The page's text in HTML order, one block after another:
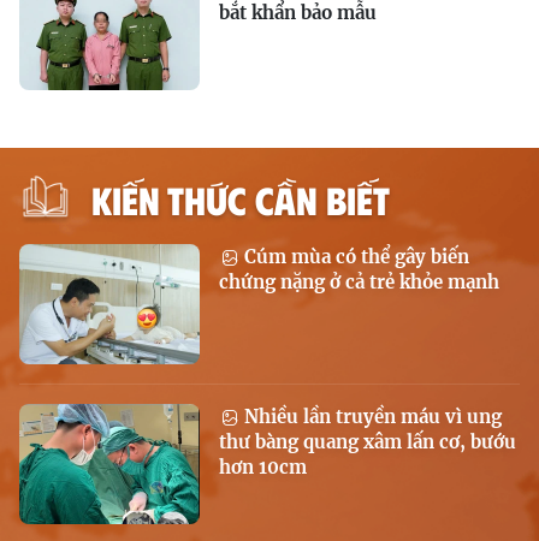
bắt khẩn bảo mẫu
KIẾN THỨC CẦN BIẾT
Cúm mùa có thể gây biến
chứng nặng ở cả trẻ khỏe mạnh
Nhiều lần truyền máu vì ung
thư bàng quang xâm lấn cơ, bướu
hơn 10cm